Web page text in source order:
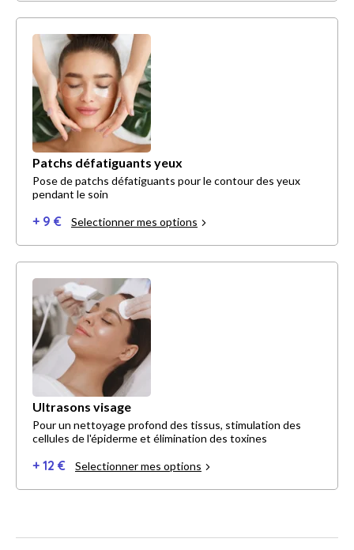
Patchs défatiguants yeux
Pose de patchs défatiguants pour le contour des yeux
pendant le soin
+ 9 € Selectionner mes options
Ultrasons visage
Pour un nettoyage profond des tissus, stimulation des
cellules de l'épiderme et élimination des toxines
+ 12 € Selectionner mes options